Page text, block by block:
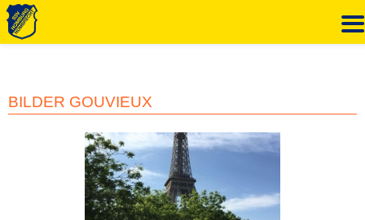
springen
BILDER GOUVIEUX